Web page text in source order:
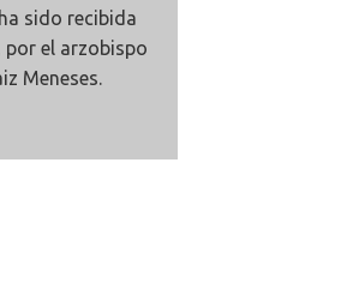
sido recibida
por el arzobispo
Meneses.